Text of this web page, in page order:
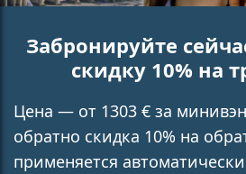
Забронируйте
скидку 10% на
Цена — от 1303 € за
обратно скидка 10% на
применяется